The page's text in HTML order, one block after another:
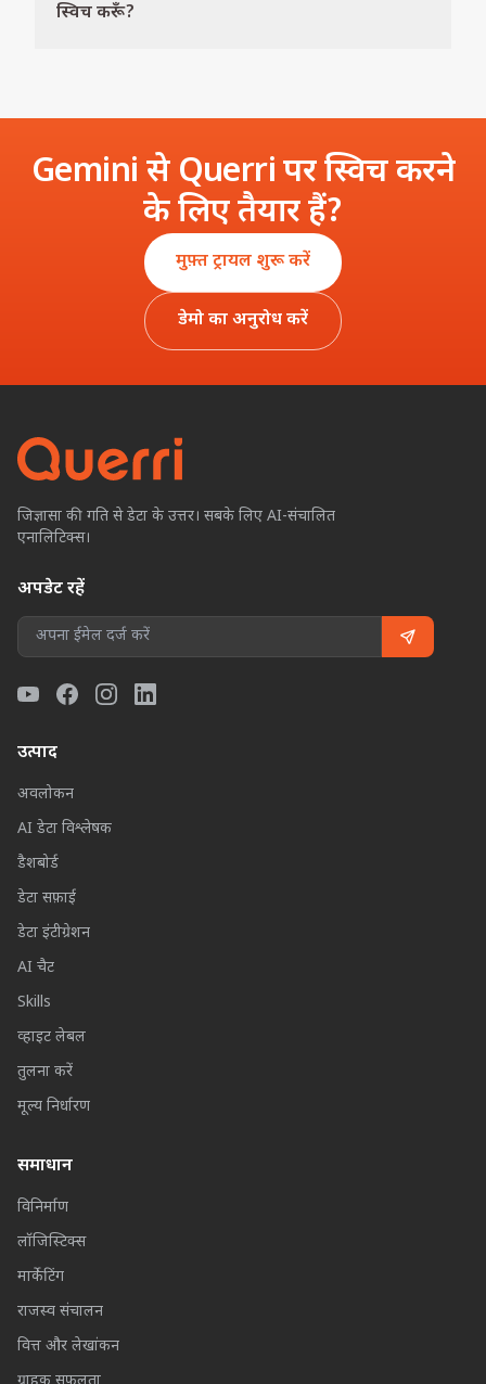
स्विच करूँ?
Gemini से Querri पर स्विच करने
के लिए तैयार हैं?
मुफ़्त ट्रायल शुरू करें
डेमो का अनुरोध करें
जिज्ञासा की गति से डेटा के उत्तर। सबके लिए AI-संचालित
एनालिटिक्स।
अपडेट रहें
उत्पाद
अवलोकन
AI डेटा विश्लेषक
डैशबोर्ड
डेटा सफ़ाई
डेटा इंटीग्रेशन
AI चैट
Skills
व्हाइट लेबल
तुलना करें
मूल्य निर्धारण
समाधान
विनिर्माण
लॉजिस्टिक्स
मार्केटिंग
राजस्व संचालन
वित्त और लेखांकन